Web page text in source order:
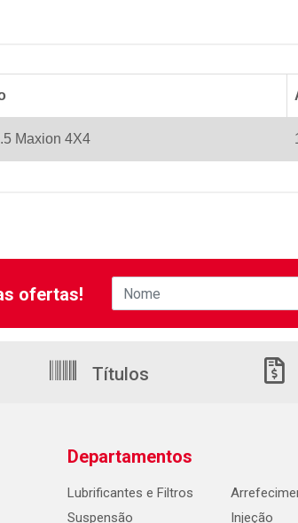
Maxion 4X4
ofertas!
Títulos
Departamentos
Lubrificantes e Filtros
Suspensão
Injeção